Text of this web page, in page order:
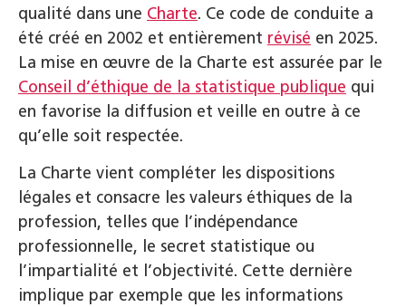
qualité dans une Charte. Ce code de conduite a
été créé en 2002 et entièrement révisé en 2025.
La mise en œuvre de la Charte est assurée par le
Conseil d’éthique de la statistique publique qui
en favorise la diffusion et veille en outre à ce
qu’elle soit respectée.
La Charte vient compléter les dispositions
légales et consacre les valeurs éthiques de la
profession, telles que l’indépendance
professionnelle, le secret statistique ou
l’impartialité et l’objectivité. Cette dernière
implique par exemple que les informations